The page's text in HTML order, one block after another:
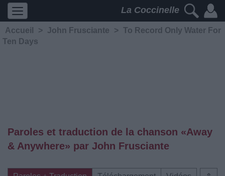
La Coccinelle
Accueil > John Frusciante > To Record Only Water For
Ten Days
Paroles et traduction de la chanson «Away
& Anywhere» par John Frusciante